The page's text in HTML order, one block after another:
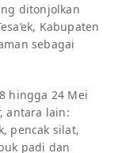
ditonjolkan
Kabupaten
sebagai
hingga 24 Mei
antara lain:
pencak silat,
padi dan